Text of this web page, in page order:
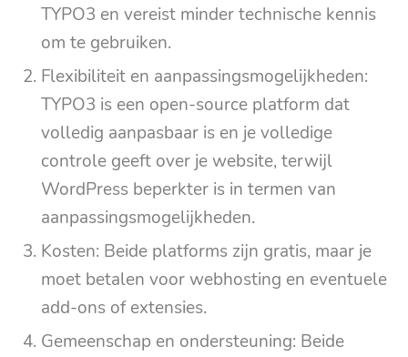
TYPO3 en vereist minder technische kennis
om te gebruiken.
Flexibiliteit en aanpassingsmogelijkheden:
TYPO3 is een open-source platform dat
volledig aanpasbaar is en je volledige
controle geeft over je website, terwijl
WordPress beperkter is in termen van
aanpassingsmogelijkheden.
Kosten: Beide platforms zijn gratis, maar je
moet betalen voor webhosting en eventuele
add-ons of extensies.
Gemeenschap en ondersteuning: Beide